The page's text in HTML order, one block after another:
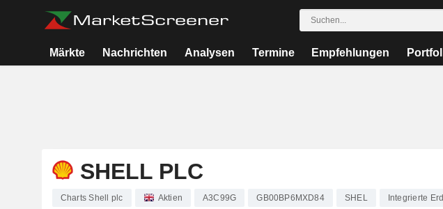
Märkte Nachrichten Analysen Termine Empfehlungen
SHELL PLC
Charts Shell plc Aktien A3C99G GB00BP6MXD84 SHEL Integrierte